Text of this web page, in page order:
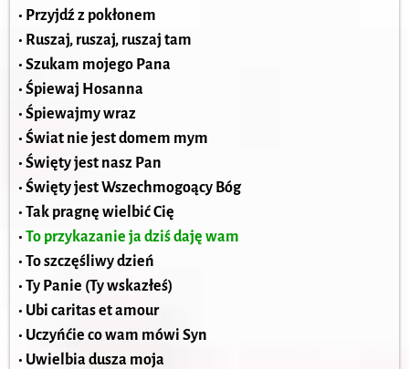
• Przyjdź z pokłonem
• Ruszaj, ruszaj, ruszaj tam
• Szukam mojego Pana
• Śpiewaj Hosanna
• Śpiewajmy wraz
• Świat nie jest domem mym
• Święty jest nasz Pan
• Święty jest Wszechmogoący Bóg
• Tak pragnę wielbić Cię
•To przykazanie ja dziś daję wam
• To szczęśliwy dzień
• Ty Panie (Ty wskazłeś)
• Ubi caritas et amour
• Uczyńćie co wam mówi Syn
• Uwielbia dusza moja